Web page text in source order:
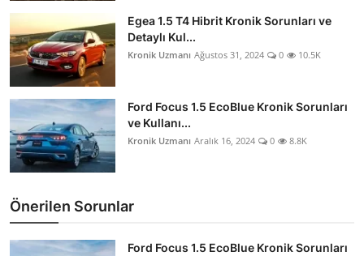
Egea 1.5 T4 Hibrit Kronik Sorunları ve
Detaylı Kul...
Kronik Uzmanı Ağustos 31, 2024 0 10.5K
Ford Focus 1.5 EcoBlue Kronik Sorunları
ve Kullanı...
Kronik Uzmanı Aralık 16, 2024 0 8.8K
Önerilen Sorunlar
Ford Focus 1.5 EcoBlue Kronik Sorunları